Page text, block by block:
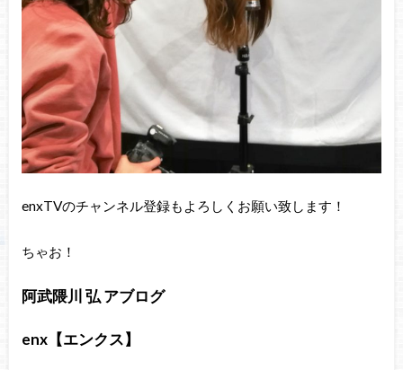
enxTVのチャンネル登録もよろしくお願い致します！
ちゃお！
阿武隈川 弘 アブログ
enx【エンクス】